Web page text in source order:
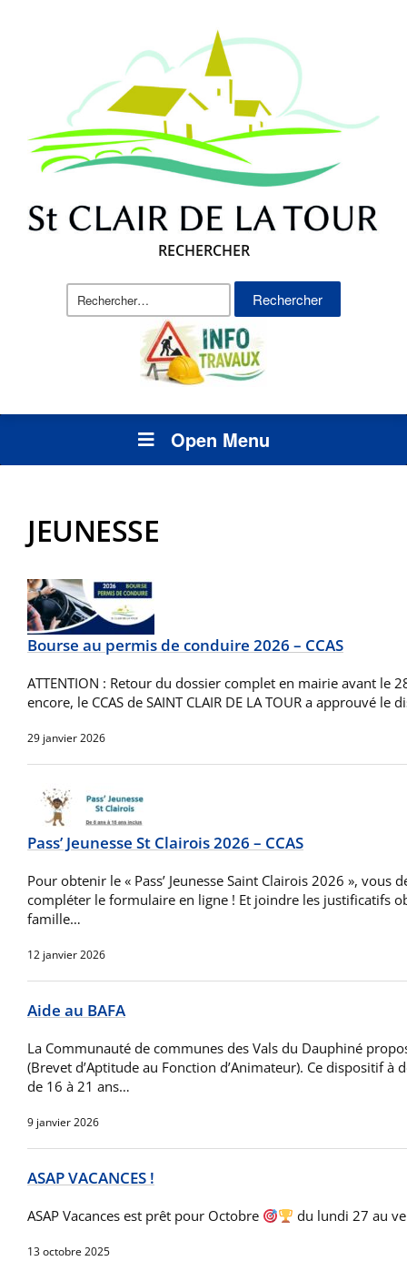
RECHERCHER
Rechercher :
Open Menu
JEUNESSE
Bourse au permis de conduire 2026 – CCAS
ATTENTION : Retour du dossier complet en mairie avant le
encore, le CCAS de SAINT CLAIR DE LA TOUR a approuvé le
29 janvier 2026
Pass’ Jeunesse St Clairois 2026 – CCAS
Pour obtenir le « Pass’ Jeunesse Saint Clairois 2026 », vous
compléter le formulaire en ligne ! Et joindre les justificatifs
famille…
12 janvier 2026
Aide au BAFA
La Communauté de communes des Vals du Dauphiné
(Brevet d’Aptitude au Fonction d’Animateur). Ce dispositif à
de 16 à 21 ans…
9 janvier 2026
ASAP VACANCES !
ASAP Vacances est prêt pour Octobre du lundi 27 au
13 octobre 2025